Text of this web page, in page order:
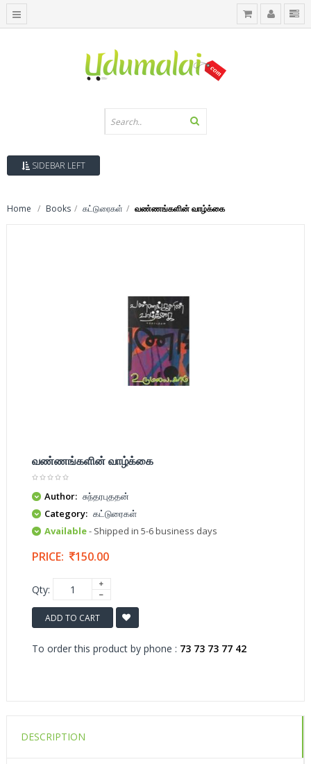
SIDEBAR LEFT
Home Books கட்டுரைகள் வண்ணங்களின் வாழ்க்கை
வண்ணங்களின் வாழ்க்கை
Author: சுந்தரபுததன்
Category: கட்டுரைகள்
Available- Shipped in 5-6 business days
PRICE: 150.00
Qty:
ADD TO CART
To order this product by phone : 73 73 73 77 42
DESCRIPTION